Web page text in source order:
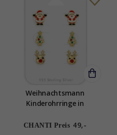
Weihnachtsmann
Kinderohrringe in
Little Ones
CHANTI Preis 49,-